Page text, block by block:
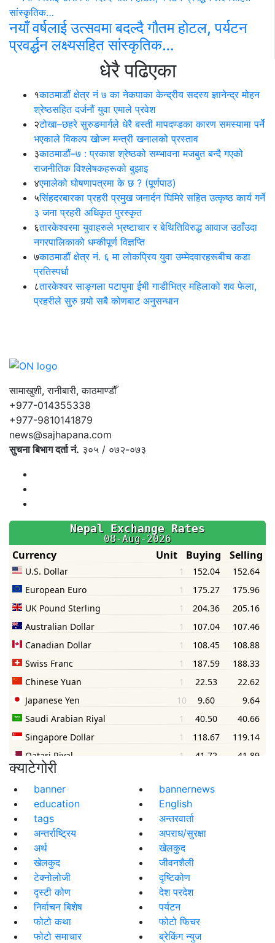
नयाँ वर्षलाई उत्सवमा बदल्दै गौतम होटल, पर्यटन
प्रवर्द्धन लक्ष्यसहित सांस्कृतिक…
धेरै पढिएका
१काठमाडौं क्षेत्र नं ७ का नेकपाका केन्द्रीय सदस्य ज्ञानेन्द्र मोहन
श्रेष्ठसहित दर्जनौं युवा एमाले प्रवेश
२टोखा–छहरे सुरुङमार्गले धेरै बस्ती मापदण्डका कारण समस्यामा पर्ने
भएकाले विकल्प खोज्न मन्त्री खनालको प्रस्ताव
३काठमाडौं–७ : प्रकाश श्रेष्ठको सम्भावना मजबुत बन्दै गएको
राजनीतिक विश्लेषकहरूको बुझाइ
४एमालेको घोषणापत्रमा के छ ? (पूर्णपाठ)
५सिंहदरबारका प्रहरी प्रमुख जनार्दन घिमिरे सहित उत्कृष्ठ कार्य गर्ने
३ जना प्रहरी अधिकृत पुरस्कृत
६तारकेश्वरमा युवाहरुले भ्रष्टाचार र बेथितिविरुद्ध आवाज उठाँउदा
नगरपालिकाको धम्कीपूर्ण विज्ञप्ति
७काठमाडौं क्षेत्र नं. ६ मा लोकप्रिय युवा उम्मेदवारहरूबीच कडा
प्रतिस्पर्धा
८तारकेश्वर साङ्गला पटापुमा ईभी गाडीभित्र महिलाको शव फेला,
प्रहरीले सुरु गर्‍यो सबै कोणबाट अनुसन्धान
सामाखुशी, रानीबारी, काठमाण्डौँ
+977-014355338
+977-9810141879
news@sajhapana.com
सुचना बिभाग दर्ता नं. ३०५ / ०७२-०७३
क्याटेगोरी
banner
bannernews
education
English
tags
अन्तरवार्ता
अन्तर्राष्ट्रिय
अपराध/सुरक्षा
अर्थ
खेलकुद
खेलकुद
जीवनशैली
टेक्नोलोजी
दृष्टिकोण
दृस्टी कोण
देश परदेश
निर्वाचन बिशेष
पर्यटन
फोटो कथा
फोटो फिचर
फोटो समाचार
ब्रेकिंग न्युज